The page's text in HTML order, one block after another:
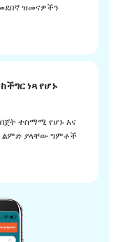
ዝመናዎችን
ነጻ የሆኑ
ተስማሚ የሆኑ እና
ልምድ ያላቸው ግምቶች